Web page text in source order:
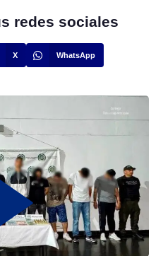
redes sociales
X WhatsApp